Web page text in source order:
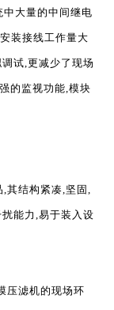
大量的中间继电
装接线工作量大
试,更减少了现场
的监视功能,模块
结构紧凑,坚固,
能力,易于装入设
滤机的现场环